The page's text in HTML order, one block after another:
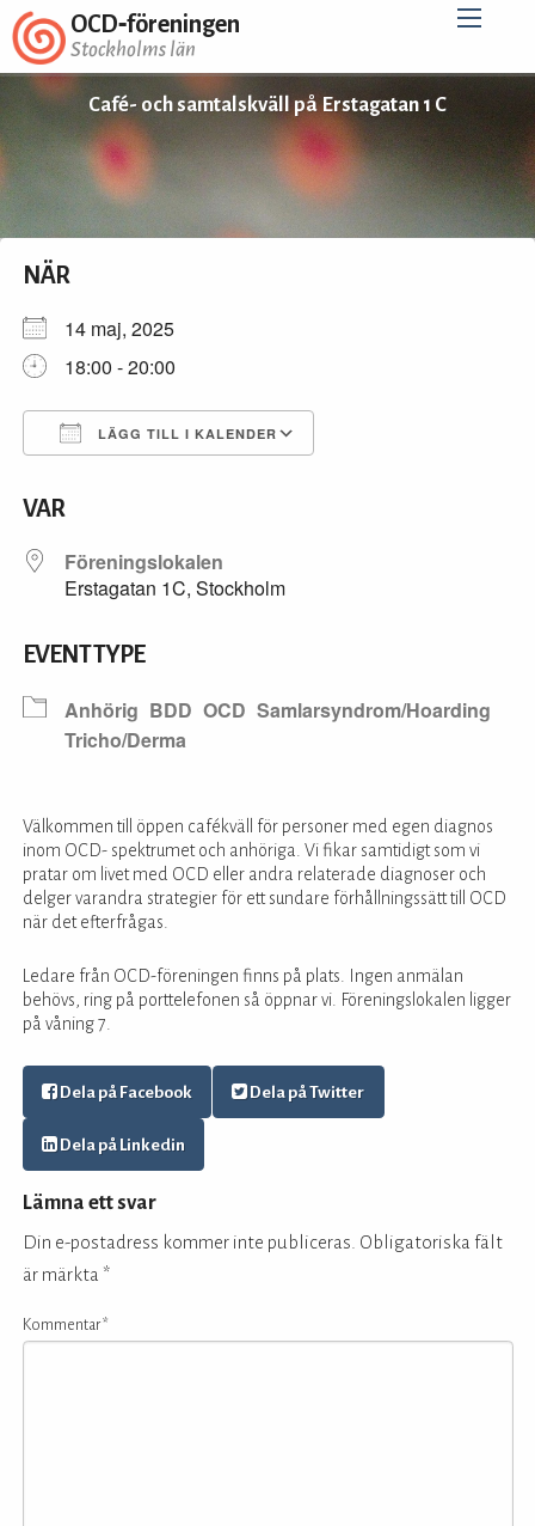
OCD‑föreningen
Stockholms län
Café- och samtalskväll på Erstagatan 1 C
NÄR
14 maj, 2025
18:00 - 20:00
LÄGG TILL I KALENDER
VAR
Föreningslokalen
Erstagatan 1C, Stockholm
EVENT TYPE
Anhörig BDD OCD Samlarsyndrom/Hoarding
Tricho/Derma
Välkommen till öppen cafékväll för personer med egen diagnos
inom OCD- spektrumet och anhöriga. Vi fikar samtidigt som vi
pratar om livet med OCD eller andra relaterade diagnoser och
delger varandra strategier för ett sundare förhållningssätt till OCD
när det efterfrågas.
Ledare från OCD-föreningen finns på plats. Ingen anmälan
behövs, ring på porttelefonen så öppnar vi. Föreningslokalen ligger
på våning 7.
Dela på Facebook Dela på Twitter
Dela på Linkedin
Lämna ett svar
Din e-postadress kommer inte publiceras. Obligatoriska fält
är märkta *
Kommentar*